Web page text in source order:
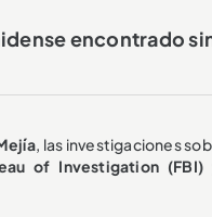
encontrado
, las investigaciones
of Investigation (FBI)